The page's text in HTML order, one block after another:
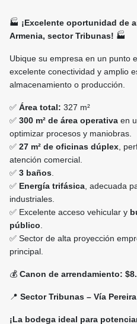
🏭 ¡Excelente oportunidad de
Armenia, sector Tribunas! 🏭
Ubique su empresa en un punto
excelente conectividad y amplio
almacenamiento o producción.
✅ Área total: 327 m²
✅ 300 m² de área operativa en
optimizar procesos y maniobras.
✅ 27 m² de oficinas dúplex ,
atención comercial.
✅ 3 baños
✅ Energía trifásica , adecuada
industriales.
✅ Excelente acceso vehicular y
público
✅ Sector de alta proyección
principal.
💰 Canon de arrendamiento:
📍 Sector Tribunas – Vía
¡La bodega ideal para